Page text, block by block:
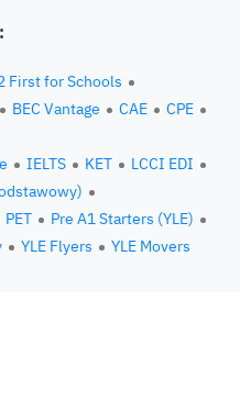
First for Schools
BEC Vantage CAE
CPE
IELTS KET
LCCI EDI
PET
Pre A1 Starters (YLE)
YLE Flyers YLE Movers